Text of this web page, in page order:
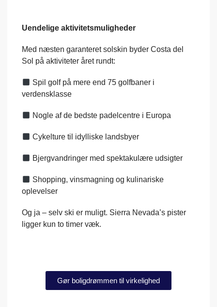
Uendelige aktivitetsmuligheder
Med næsten garanteret solskin byder Costa del
Sol på aktiviteter året rundt:
Spil golf på mere end 75 golfbaner i
verdensklasse
Nogle af de bedste padelcentre i Europa
Cykelture til idylliske landsbyer
Bjergvandringer med spektakulære udsigter
Shopping, vinsmagning og kulinariske
oplevelser
Og ja – selv ski er muligt. Sierra Nevada’s pister
ligger kun to timer væk.
Gør boligdrømmen til virkelighed